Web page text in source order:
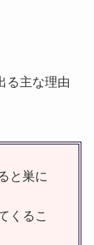
る主な理由
と巣に
くるこ